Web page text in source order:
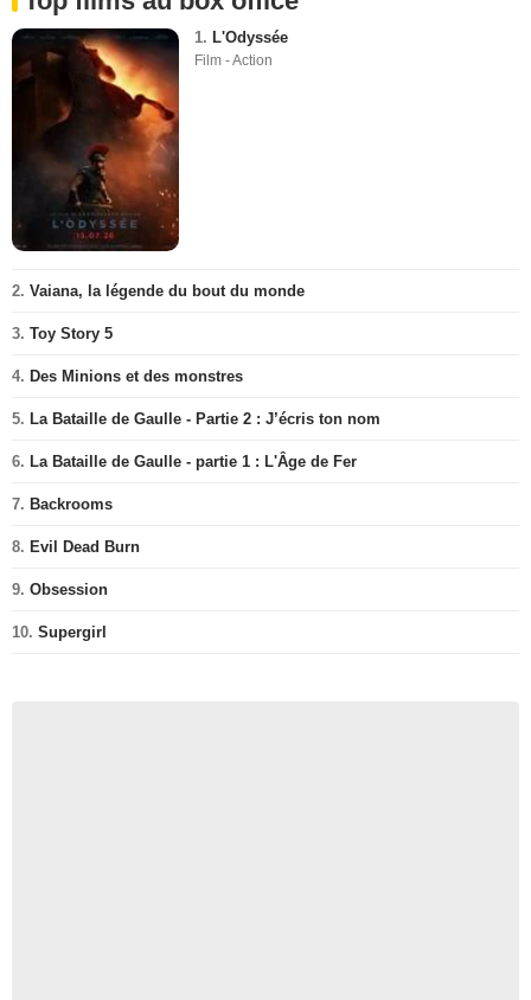
1. L'Odyssée
Film - Action
2. Vaiana, la légende du bout du monde
3. Toy Story 5
4. Des Minions et des monstres
5. La Bataille de Gaulle - Partie 2 : J’écris ton nom
6. La Bataille de Gaulle - partie 1 : L'Âge de Fer
7. Backrooms
8. Evil Dead Burn
9. Obsession
10. Supergirl